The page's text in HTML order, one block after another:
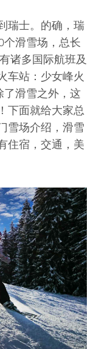
瑞士。的确，瑞
滑雪场，总长
诸多国际航班及
车站：少女峰火
滑雪之外，这
下面就给大家总
雪场介绍，滑雪
住宿，交通，美